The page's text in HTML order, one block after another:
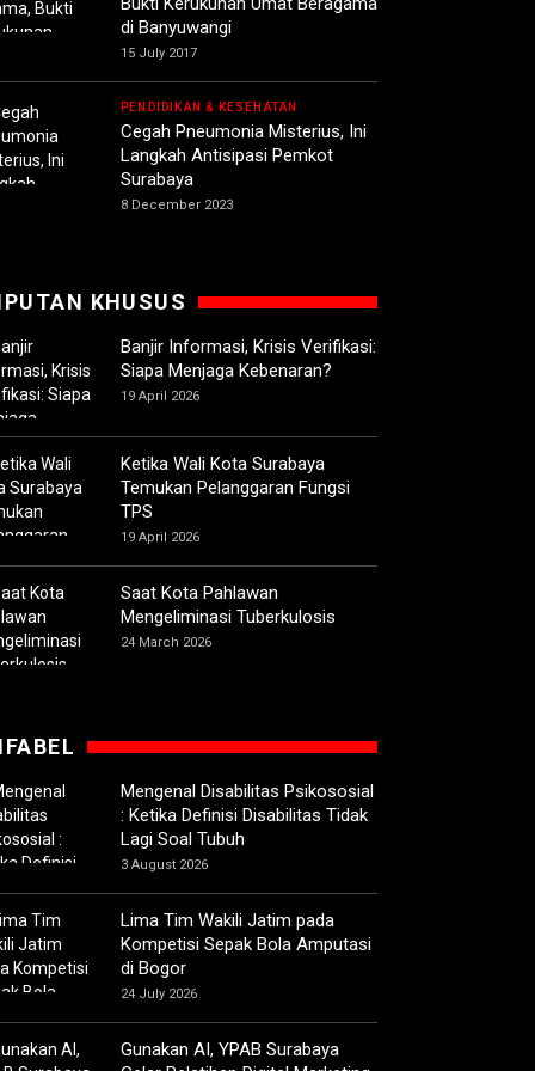
di Banyuwangi
15 July 2017
PENDIDIKAN & KESEHATAN
Cegah Pneumonia Misterius, Ini
Langkah Antisipasi Pemkot
Surabaya
8 December 2023
KHUSUS
Banjir Informasi, Krisis Verifikasi:
Siapa Menjaga Kebenaran?
19 April 2026
Ketika Wali Kota Surabaya
Temukan Pelanggaran Fungsi
TPS
19 April 2026
Saat Kota Pahlawan
Mengeliminasi Tuberkulosis
24 March 2026
Mengenal Disabilitas Psikososial
: Ketika Definisi Disabilitas Tidak
Lagi Soal Tubuh
3 August 2026
Lima Tim Wakili Jatim pada
Kompetisi Sepak Bola Amputasi
di Bogor
24 July 2026
Gunakan AI, YPAB Surabaya